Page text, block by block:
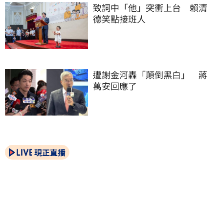
致詞中「他」突衝上台　賴清
德笑點接班人
遭謝金河轟「顛倒黑白」　蔣
萬安回應了
現正直播